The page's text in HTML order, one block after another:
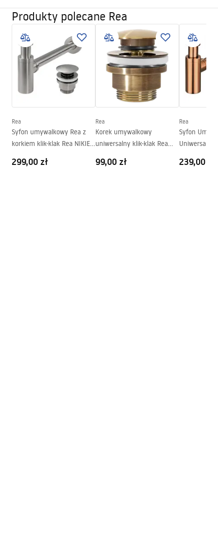
Kolor:
Imitacja kamienia
Wykończenie:
Połysk
Długość:
615mm
Szerokość (mm):
350mm
Wysokość (mm):
110mm
Głębokość (mm):
90mm
Prostokątna
Otwór na baterię:
Otwór przelewowy
Nie
Instrukcja montażu
Karta produktu
UMYWALKA DENIS MARMO SHINY - NABLATOWA.pdf
Deklaracja Właściwości Użytkowych
DENIS MARMO SHINY Deklaracja.pdf
Warranty_Terms_and_Conditions_Basins_-_5.pdf
Produkty polecane Rea
Rea
Syfon umywalkowy Rea z
korkiem klik-klak Rea NIKIEL
299,00 zł
Rea
Korek umywalkowy
uniwersalny klik-klak Rea
99,00 zł
Rea
Syfon
Uniwersalny
239,00 zł